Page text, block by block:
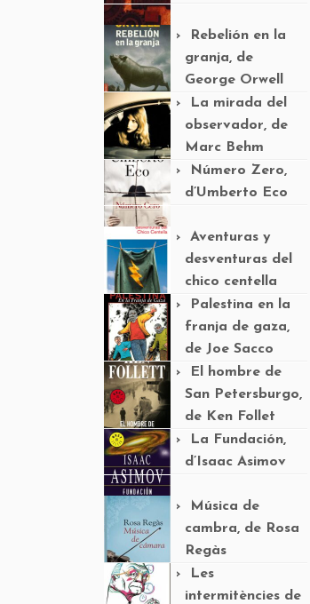
Rebelión en la
granja, de
George Orwell
La mirada del
observador, de
Marc Behm
Número Zero,
d’Umberto Eco
Aventuras y
desventuras del
chico centella
Palestina en la
franja de gaza,
de Joe Sacco
El hombre de
San Petersburgo,
de Ken Follet
La Fundación,
d’Isaac Asimov
Música de
cambra, de Rosa
Regàs
Les
intermitències de